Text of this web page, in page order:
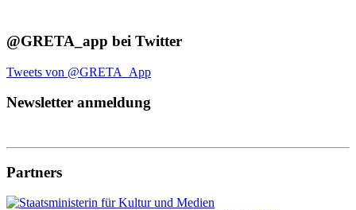
@GRETA_app bei Twitter
Tweets von @GRETA_App
Newsletter anmeldung
Partners